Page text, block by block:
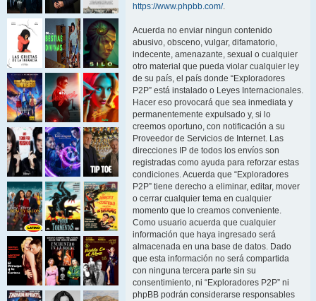
https://www.phpbb.com/.
Acuerda no enviar ningun contenido
abusivo, obsceno, vulgar, difamatorio,
indecente, amenazante, sexual o cualquier
otro material que pueda violar cualquier ley
de su país, el país donde “Exploradores
P2P” está instalado o Leyes Internacionales.
Hacer eso provocará que sea inmediata y
permanentemente expulsado y, si lo
creemos oportuno, con notificación a su
Proveedor de Servicios de Internet. Las
direcciones IP de todos los envíos son
registradas como ayuda para reforzar estas
condiciones. Acuerda que “Exploradores
P2P” tiene derecho a eliminar, editar, mover
o cerrar cualquier tema en cualquier
momento que lo creamos conveniente.
Como usuario acuerda que cualquier
información que haya ingresado será
almacenada en una base de datos. Dado
que esta información no será compartida
con ninguna tercera parte sin su
consentimiento, ni “Exploradores P2P” ni
phpBB podrán considerarse responsables